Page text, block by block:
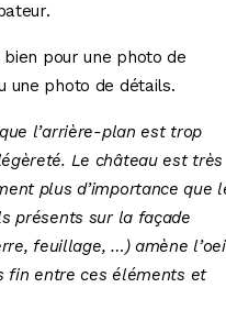
pour une photo de
une photo de détails.
l’arrière-plan est trop
Le château est très
plus d’importance que
présents sur la façade
feuillage, …) amène
fin entre ces éléments et